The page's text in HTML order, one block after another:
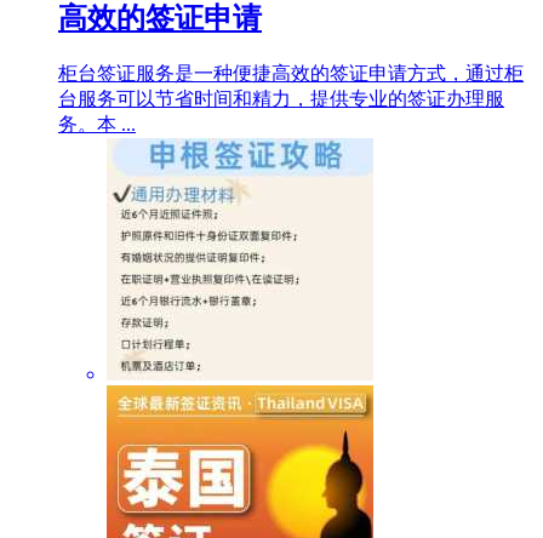
高效的签证申请
柜台签证服务是一种便捷高效的签证申请方式，通过柜
台服务可以节省时间和精力，提供专业的签证办理服
务。本 ...